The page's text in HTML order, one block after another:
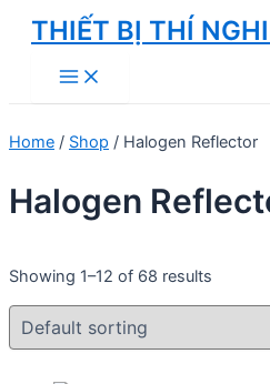
Skip
content
THIẾT BỊ THÍ
Main
Menu
Home / Shop / Halogen Reflector
Halogen
Showing 1–12 of 68 results